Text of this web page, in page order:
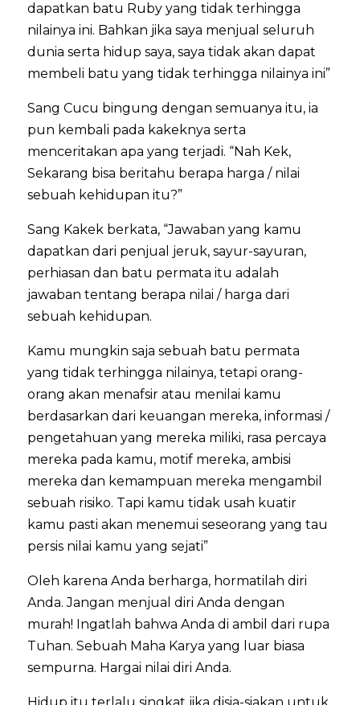
dapatkan batu Ruby yang tidak terhingga
nilainya ini. Bahkan jika saya menjual seluruh
dunia serta hidup saya, saya tidak akan dapat
membeli batu yang tidak terhingga nilainya ini”
Sang Cucu bingung dengan semuanya itu, ia
pun kembali pada kakeknya serta
menceritakan apa yang terjadi. “Nah Kek,
Sekarang bisa beritahu berapa harga / nilai
sebuah kehidupan itu?”
Sang Kakek berkata, “Jawaban yang kamu
dapatkan dari penjual jeruk, sayur-sayuran,
perhiasan dan batu permata itu adalah
jawaban tentang berapa nilai / harga dari
sebuah kehidupan.
Kamu mungkin saja sebuah batu permata
yang tidak terhingga nilainya, tetapi orang-
orang akan menafsir atau menilai kamu
berdasarkan dari keuangan mereka, informasi /
pengetahuan yang mereka miliki, rasa percaya
mereka pada kamu, motif mereka, ambisi
mereka dan kemampuan mereka mengambil
sebuah risiko. Tapi kamu tidak usah kuatir
kamu pasti akan menemui seseorang yang tau
persis nilai kamu yang sejati”
Oleh karena Anda berharga, hormatilah diri
Anda. Jangan menjual diri Anda dengan
murah! Ingatlah bahwa Anda di ambil dari rupa
Tuhan. Sebuah Maha Karya yang luar biasa
sempurna. Hargai nilai diri Anda.